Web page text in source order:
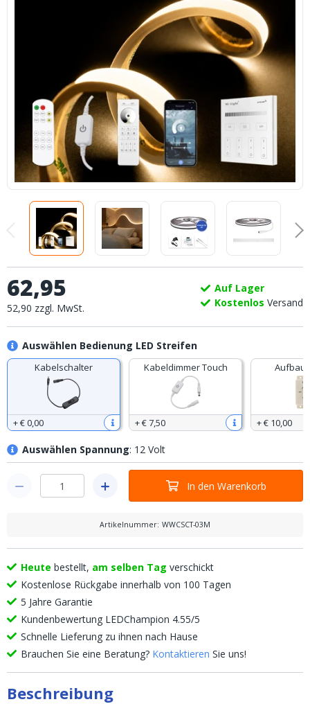
Auswählen Bedienung LED Streifen
Kabelschalter
+€ 0,00
Kabeldimmer Touch
+€ 7,50
Aufbau
+€ 10,00
Auswählen Spannung: 12 Volt
62,95
52,90 zzgl. MwSt.
Auf Lager
Kostenlos Versand
In den Warenkorb
Artikelnummer: WWCSCT-03M
Heute bestellt, am selben Tag verschickt
Kostenlose Rückgabe innerhalb von 100 Tagen
5 Jahre Garantie
Kundenbewertung LEDChampion 4.55/5
Schnelle Lieferung zu ihnen nach Hause
Brauchen Sie eine Beratung? Kontaktieren Sie uns!
Beschreibung